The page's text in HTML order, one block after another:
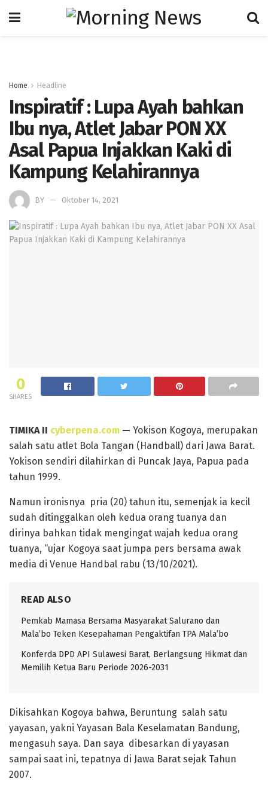
Home Headline
Inspiratif : Lupa Ayah bahkan
Ibu nya, Atlet Jabar PON XX
Asal Papua Injakkan Kaki di
Kampung Kelahirannya
BY Oktober 14, 2021
0
SHARES
TIMIKA II cyberpena.com — Yokison Kogoya, merupakan
salah satu atlet Bola Tangan (Handball) dari Jawa Barat.
Yokison sendiri dilahirkan di Puncak Jaya, Papua pada
tahun 1999.
Namun ironisnya pria (20) tahun itu, semenjak ia kecil
sudah ditinggalkan oleh kedua orang tuanya dan
dirinya bahkan tidak mengingat wajah kedua orang
tuanya, “ujar Kogoya saat jumpa pers bersama awak
media di Venue Handbal rabu (13/10/2021).
READ ALSO
Pemkab Mamasa Bersama Masyarakat Salurano dan
Mala’bo Teken Kesepahaman Pengaktifan TPA Mala’bo
Konferda DPD API Sulawesi Barat, Berlangsung Hikmat dan
Memilih Ketua Baru Periode 2026-2031
Dikisahkan Kogoya bahwa, Beruntung salah satu
yayasan, yakni Yayasan Bala Keselamatan Bandung,
mengasuh saya. Dan saya dibesarkan di yayasan
sampai saat ini, tepatnya di Jawa Barat sejak Tahun
2007.